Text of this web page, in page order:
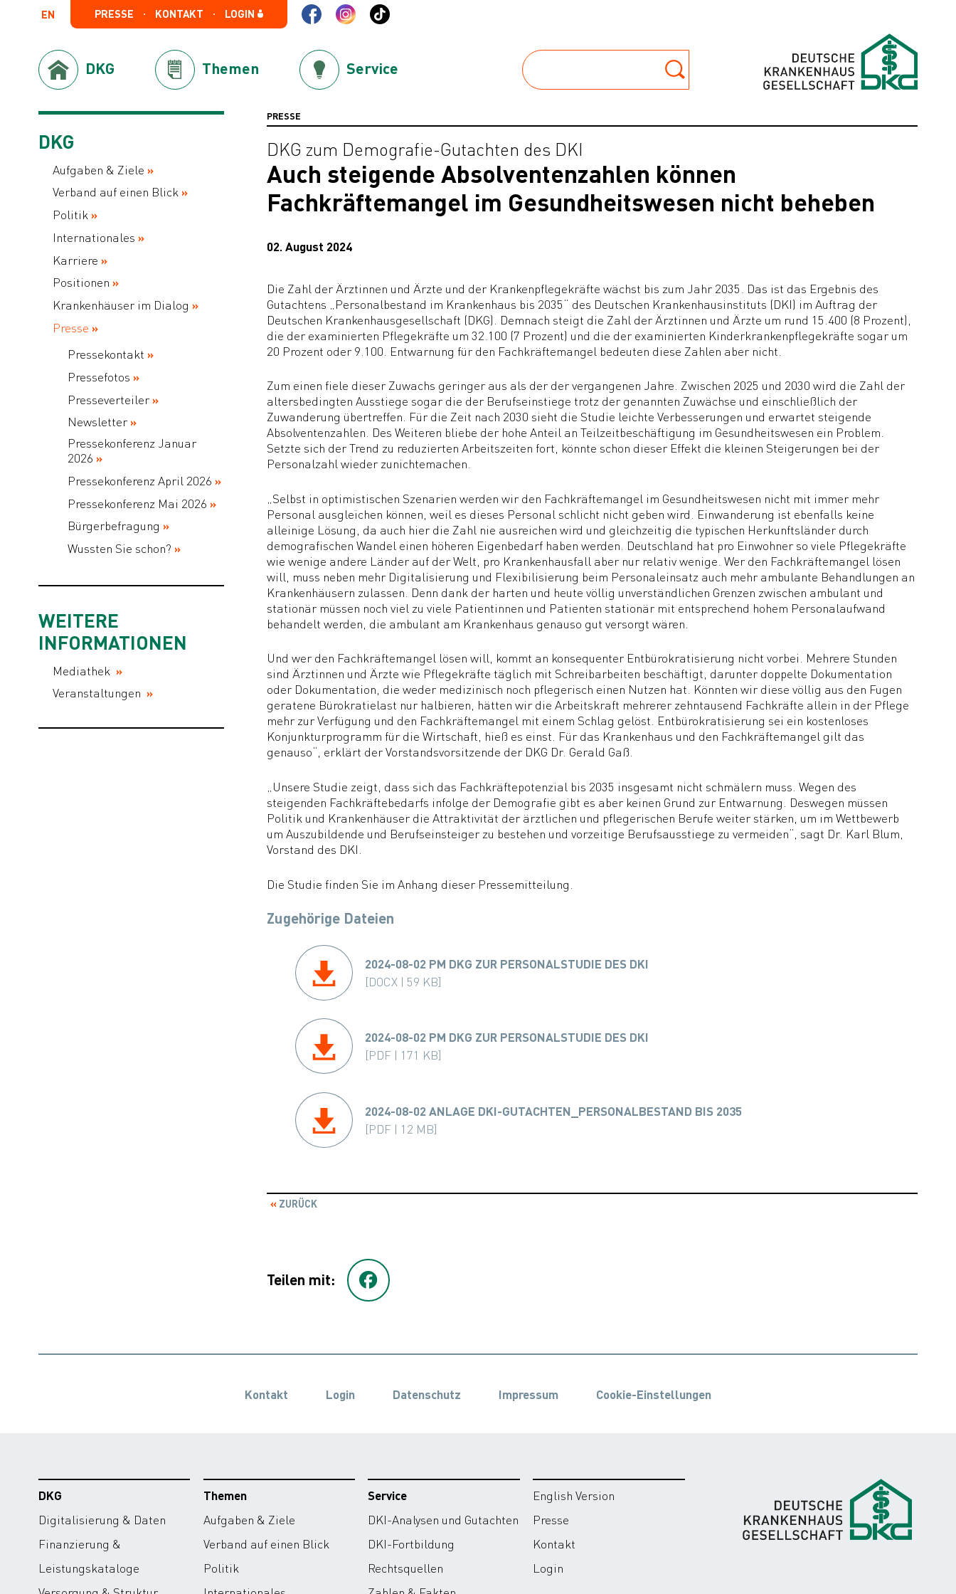
EN PRESSE KONTAKT LOGIN
DKG Themen Service
PRESSE
DKG zum Demografie-Gutachten des DKI
Auch steigende Absolventenzahlen können
Fachkräftemangel im Gesundheitswesen nicht beheben
02. August 2024
Die Zahl der Ärztinnen und Ärzte und der Krankenpflegekräfte wächst bis zum Jahr 2035. Das ist das Ergebnis des
Gutachtens „Personalbestand im Krankenhaus bis 2035“ des Deutschen Krankenhausinstituts (DKI) im Auftrag der
Deutschen Krankenhausgesellschaft (DKG). Demnach steigt die Zahl der Ärztinnen und Ärzte um rund 15.400 (8 Prozent),
die der examinierten Pflegekräfte um 32.100 (7 Prozent) und die der examinierten Kinderkrankenpflegekräfte sogar um
20 Prozent oder 9.100. Entwarnung für den Fachkräftemangel bedeuten diese Zahlen aber nicht.
Zum einen fiele dieser Zuwachs geringer aus als der der vergangenen Jahre. Zwischen 2025 und 2030 wird die Zahl der
altersbedingten Ausstiege sogar die der Berufseinstiege trotz der genannten Zuwächse und einschließlich der
Zuwanderung übertreffen. Für die Zeit nach 2030 sieht die Studie leichte Verbesserungen und erwartet steigende
Absolventenzahlen. Des Weiteren bliebe der hohe Anteil an Teilzeitbeschäftigung im Gesundheitswesen ein Problem.
Setzte sich der Trend zu reduzierten Arbeitszeiten fort, könnte schon dieser Effekt die kleinen Steigerungen bei der
Personalzahl wieder zunichtemachen.
„Selbst in optimistischen Szenarien werden wir den Fachkräftemangel im Gesundheitswesen nicht mit immer mehr
Personal ausgleichen können, weil es dieses Personal schlicht nicht geben wird. Einwanderung ist ebenfalls keine
alleinige Lösung, da auch hier die Zahl nie ausreichen wird und gleichzeitig die typischen Herkunftsländer durch
demografischen Wandel einen höheren Eigenbedarf haben werden. Deutschland hat pro Einwohner so viele Pflegekräfte
wie wenige andere Länder auf der Welt, pro Krankenhausfall aber nur relativ wenige. Wer den Fachkräftemangel lösen
will, muss neben mehr Digitalisierung und Flexibilisierung beim Personaleinsatz auch mehr ambulante Behandlungen an
Krankenhäusern zulassen. Denn dank der harten und heute völlig unverständlichen Grenzen zwischen ambulant und
stationär müssen noch viel zu viele Patientinnen und Patienten stationär mit entsprechend hohem Personalaufwand
behandelt werden, die ambulant am Krankenhaus genauso gut versorgt wären.
Und wer den Fachkräftemangel lösen will, kommt an konsequenter Entbürokratisierung nicht vorbei. Mehrere Stunden
sind Ärztinnen und Ärzte wie Pflegekräfte täglich mit Schreibarbeiten beschäftigt, darunter doppelte Dokumentation
oder Dokumentation, die weder medizinisch noch pflegerisch einen Nutzen hat. Könnten wir diese völlig aus den Fugen
geratene Bürokratielast nur halbieren, hätten wir die Arbeitskraft mehrerer zehntausend Fachkräfte allein in der Pflege
mehr zur Verfügung und den Fachkräftemangel mit einem Schlag gelöst. Entbürokratisierung sei ein kostenloses
Konjunkturprogramm für die Wirtschaft, hieß es einst. Für das Krankenhaus und den Fachkräftemangel gilt das
genauso“, erklärt der Vorstandsvorsitzende der DKG Dr. Gerald Gaß.
„Unsere Studie zeigt, dass sich das Fachkräftepotenzial bis 2035 insgesamt nicht schmälern muss. Wegen des
steigenden Fachkräftebedarfs infolge der Demografie gibt es aber keinen Grund zur Entwarnung. Deswegen müssen
Politik und Krankenhäuser die Attraktivität der ärztlichen und pflegerischen Berufe weiter stärken, um im Wettbewerb
um Auszubildende und Berufseinsteiger zu bestehen und vorzeitige Berufsausstiege zu vermeiden“, sagt Dr. Karl Blum,
Vorstand des DKI.
Die Studie finden Sie im Anhang dieser Pressemitteilung.
Zugehörige Dateien
2024-08-02 PM DKG ZUR PERSONALSTUDIE DES DKI
[DOCX | 59 KB]
2024-08-02 PM DKG ZUR PERSONALSTUDIE DES DKI
[PDF | 171 KB]
2024-08-02 ANLAGE DKI-GUTACHTEN_PERSONALBESTAND BIS 2035
[PDF | 12 MB]
ZURÜCK
Teilen mit:
DKG
Aufgaben & Ziele
Verband auf einen Blick
Politik
Internationales
Karriere
Positionen
Krankenhäuser im Dialog
Presse
Pressekontakt
Pressefotos
Presseverteiler
Newsletter
Pressekonferenz Januar
2026
Pressekonferenz April 2026
Pressekonferenz Mai 2026
Bürgerbefragung
Wussten Sie schon?
WEITERE
INFORMATIONEN
Mediathek
Veranstaltungen
Kontakt Login Datenschutz Impressum Cookie-Einstellungen
DKG
Digitalisierung & Daten
Finanzierung &
Leistungskataloge
Themen
Aufgaben & Ziele
Verband auf einen Blick
Politik
Service
DKI-Analysen und Gutachten
DKI-Fortbildung
Rechtsquellen
English Version
Presse
Kontakt
Login